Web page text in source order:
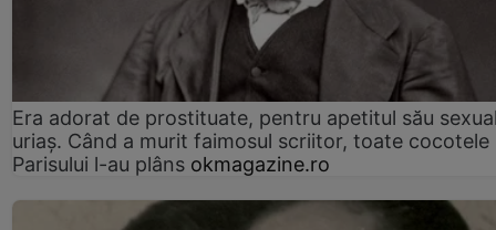
Era adorat de prostituate, pentru apetitul său
uriaș. Când a murit faimosul scriitor, toate cocotele
Parisului l-au plâns okmagazine.ro